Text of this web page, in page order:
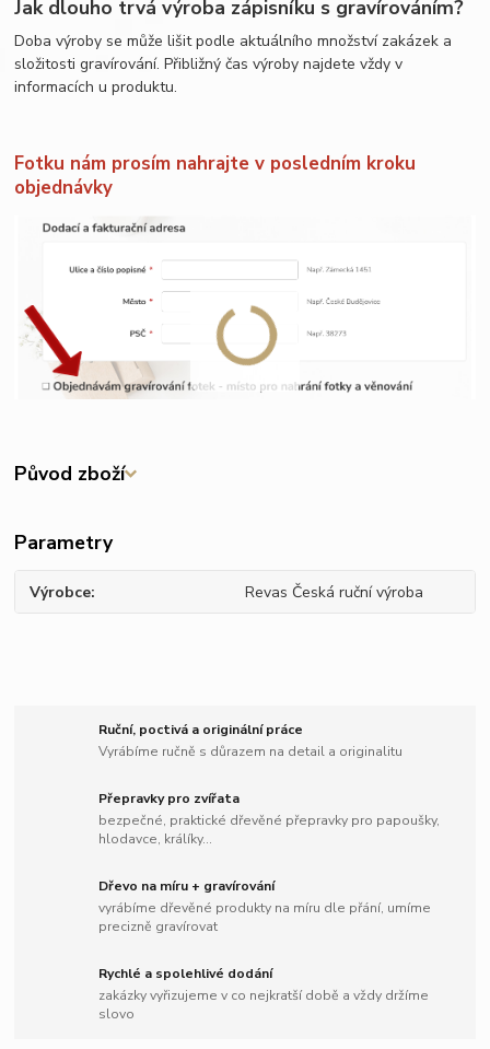
Jak dlouho trvá výroba zápisníku s gravírováním?
Doba výroby se může lišit podle aktuálního množství zakázek a
složitosti gravírování. Přibližný čas výroby najdete vždy v
informacích u produktu.
Fotku nám prosím nahrajte v posledním kroku
objednávky
Původ zboží
Parametry
Výrobce Revas Česká ruční výroba
Ruční, poctivá a originální práce
Vyrábíme ručně s důrazem na detail a originalitu
Přepravky pro zvířata
bezpečné, praktické dřevěné přepravky pro papoušky,
hlodavce, králíky...
Dřevo na míru + gravírování
vyrábíme dřevěné produkty na míru dle přání, umíme
precizně gravírovat
Rychlé a spolehlivé dodání
zakázky vyřizujeme v co nejkratší době a vždy držíme
slovo